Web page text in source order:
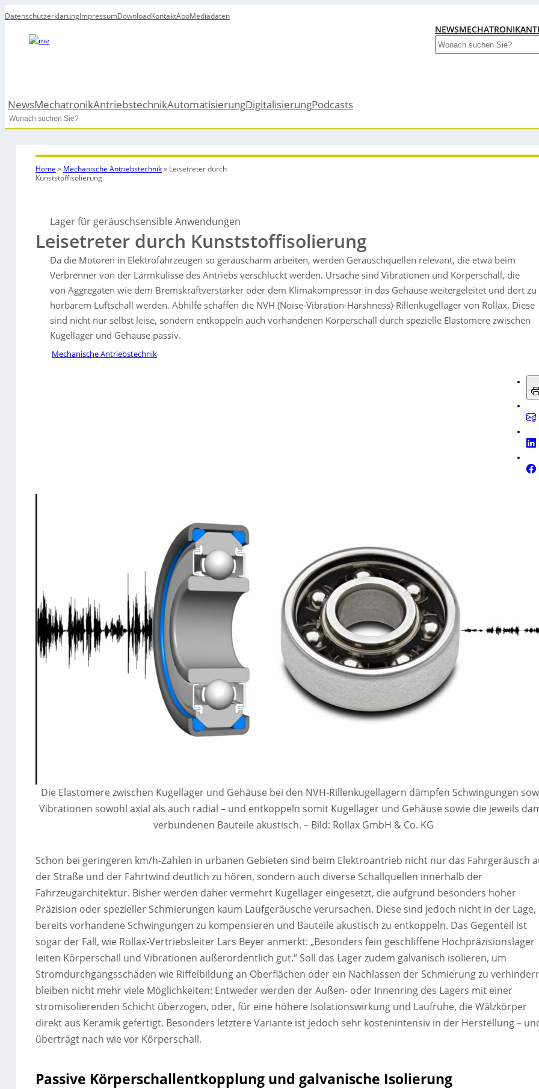
DatenschutzerklärungImpressumDownloadKontaktAboMediadaten
NEWSMECHATRONIK
Search
NewsMechatronikAntriebstechnikAutomatisierungDigitalisierungPodcasts
Search
Home » Mechanische Antriebstechnik» Leisetreter durch
Kunststoffisolierung
Lager für geräuschsensible Anwendungen
Leisetreter durch Kunststoffisolierung
Da die Motoren in Elektrofahrzeugen so geräuscharm arbeiten, werden Geräuschquellen relevant, die etwa beim
Verbrenner von der Lärmkulisse des Antriebs verschluckt werden. Ursache sind Vibrationen und Körperschall, die
von Aggregaten wie dem Bremskraftverstärker oder dem Klimakompressor in das Gehäuse weitergeleitet und dort zu
hörbarem Luftschall werden. Abhilfe schaffen die NVH (Noise-Vibration-Harshness)-Rillenkugellager von Rollax. Diese
sind nicht nur selbst leise, sondern entkoppeln auch vorhandenen Körperschall durch spezielle Elastomere zwischen
Kugellager und Gehäuse passiv.
Mechanische Antriebstechnik
Die Elastomere zwischen Kugellager und Gehäuse bei den NVH-Rillenkugellagern dämpfen Schwingungen
Vibrationen sowohl axial als auch radial – und entkoppeln somit Kugellager und Gehäuse sowie die jeweils
verbundenen Bauteile akustisch.– Bild: Rollax GmbH & Co. KG
Schon bei geringeren km/h-Zahlen in urbanen Gebieten sind beim Elektroantrieb nicht nur das Fahrgeräusch
der Straße und der Fahrtwind deutlich zu hören, sondern auch diverse Schallquellen innerhalb der
Fahrzeugarchitektur. Bisher werden daher vermehrt Kugellager eingesetzt, die aufgrund besonders hoher
Präzision oder spezieller Schmierungen kaum Laufgeräusche verursachen. Diese sind jedoch nicht in der Lage,
bereits vorhandene Schwingungen zu kompensieren und Bauteile akustisch zu entkoppeln. Das Gegenteil ist
sogar der Fall, wie Rollax-Vertriebsleiter Lars Beyer anmerkt: „Besonders fein geschliffene Hochpräzisionslager
leiten Körperschall und Vibrationen außerordentlich gut.“ Soll das Lager zudem galvanisch isolieren, um
Stromdurchgangsschäden wie Riffelbildung an Oberflächen oder ein Nachlassen der Schmierung zu
bleiben nicht mehr viele Möglichkeiten: Entweder werden der Außen- oder Innenring des Lagers mit einer
stromisolierenden Schicht überzogen, oder, für eine höhere Isolationswirkung und Laufruhe, die Wälzkörper
direkt aus Keramik gefertigt. Besonders letztere Variante ist jedoch sehr kostenintensiv in der Herstellung –
überträgt nach wie vor Körperschall.
Passive Körperschallentkopplung und galvanische Isolierung